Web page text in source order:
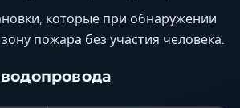
которые при обнаружении
пожара без участия человека.